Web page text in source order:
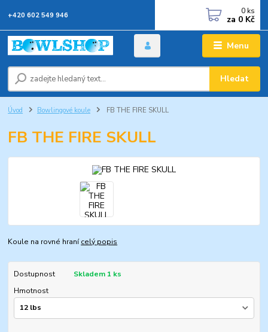
Menu
Hledat
+420 602 549 946 0 ks
za 0 Kč
Úvod Bowlingové koule FB THE FIRE SKULL
FB THE FIRE SKULL
Koule na rovné hranícelý popis
Dostupnost
Skladem 1 ks
Hmotnost